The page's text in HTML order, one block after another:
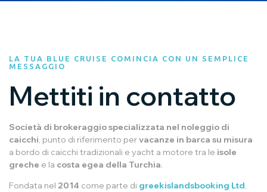
LA TUA BLUE CRUISE COMINCIA CON UN SEMPLICE
MESSAGGIO
Mettiti in contatto
Società di brokeraggio specializzata nel noleggio di
caicchi, punto di riferimento pervacanze in barca su misura
a bordo di caicchi tradizionali e yacht a motore tra le isole
greche e la costa egea della Turchia.
Fondata nel 2014 come parte di greekislandsbooking Ltd,